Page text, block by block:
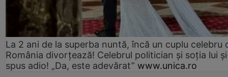
La 2 ani de la superba nuntă, încă un cuplu celebru
România divorțează! Celebrul politician și soția lui
spus adio! „Da, este adevărat” www.unica.ro